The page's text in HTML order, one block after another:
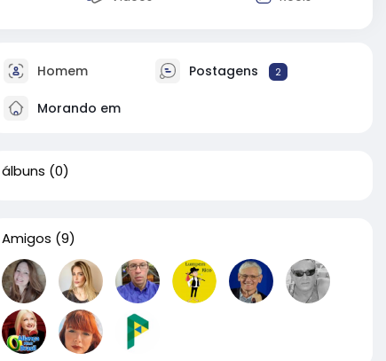
Homem Postagens 2
Morando em
álbuns (0)
Amigos (9)